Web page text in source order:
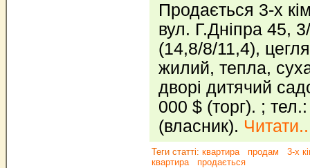
Продається 3-х
вул. Г.Дніпра 45,
(14,8/8/11,4),
жилий, тепла,
дворі дитячий
000 $ (торг). ;
(власник).
Теги статті: квартира продам
3-х
квартира
продається